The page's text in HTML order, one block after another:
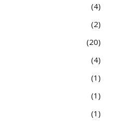
4
2
20
4
1
1
1